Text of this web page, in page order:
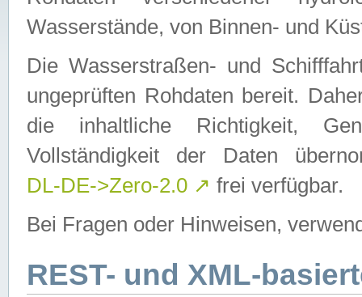
Wasserstände, von Binnen- und
Die Wasserstraßen- und
ungeprüften Rohdaten bereit.
die inhaltliche Richtigkeit,
Vollständigkeit der Daten
DL-DE->Zero-2.0 ↗ frei verfügbar.
Bei Fragen oder Hinweisen,
REST- und XML-